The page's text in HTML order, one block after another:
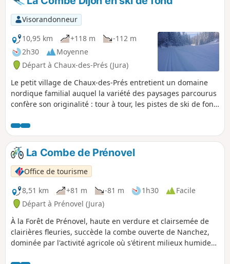
Visorandonneur
10,95 km
+118 m
-112 m
2h30
Moyenne
Départ à Chaux-des-Prés (Jura)
Le petit village de Chaux-des-Prés entretient un domaine
nordique familial auquel la variété des paysages parcourus
confère son originalité : tour à tour, les pistes de ski de fond
s’engouffrent en forêt ou arpentent de grandes étendues
planes et ensoleillées.
La Combe de Prénovel
Office de tourisme
8,51 km
+81 m -81 m 1h30
Facile
Départ à Prénovel (Jura)
À la Forêt de Prénovel, haute en verdure et clairsemée de
clairières fleuries, succède la combe ouverte de Nanchez,
dominée par l'activité agricole où s'étirent milieux humides